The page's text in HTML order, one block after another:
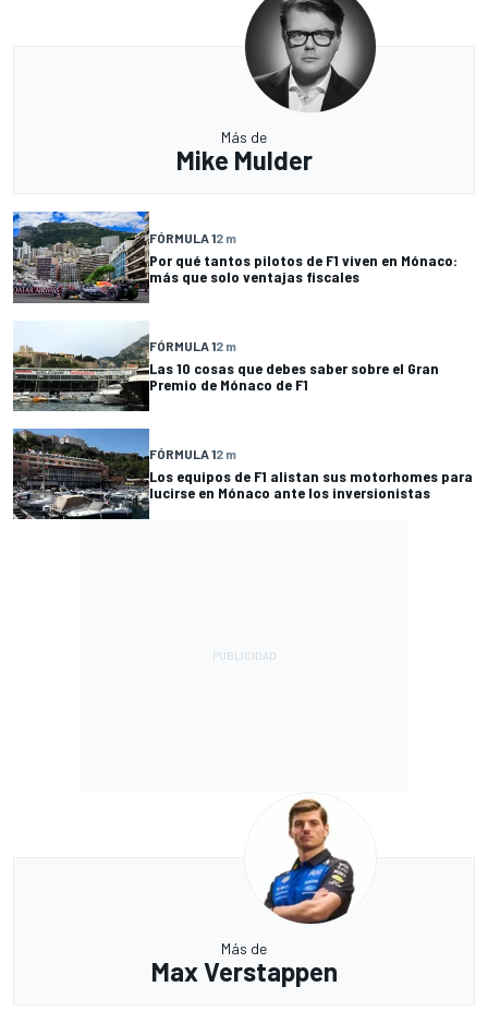
Más de
Mike Mulder
FÓRMULA 12 m
Por qué tantos pilotos de F1 viven en Mónaco:
más que solo ventajas fiscales
FÓRMULA 12 m
Las 10 cosas que debes saber sobre el Gran
Premio de Mónaco de F1
FÓRMULA 12 m
Los equipos de F1 alistan sus motorhomes para
lucirse en Mónaco ante los inversionistas
Más de
Max Verstappen